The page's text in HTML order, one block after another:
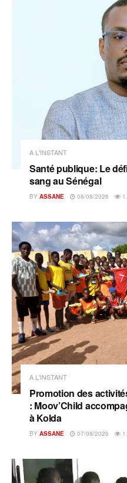
A L'INSTANT
Santé publique: Le
sang au Sénégal
BY ASSANE 08/08/2026
A L'INSTANT
Promotion des
: Moov’Child
à Kolda
BY ASSANE 07/08/2026